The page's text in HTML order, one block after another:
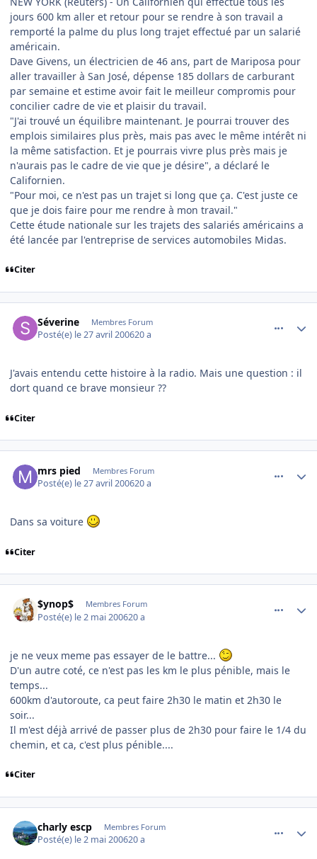
jours 600 km aller et retour pour se rendre à son travail a
remporté la palme du plus long trajet effectué par un salarié
américain.
Dave Givens, un électricien de 46 ans, part de Mariposa pour
aller travailler à San José, dépense 185 dollars de carburant
par semaine et estime avoir fait le meilleur compromis pour
concilier cadre de vie et plaisir du travail.
"J'ai trouvé un équilibre maintenant. Je pourrai trouver des
emplois similaires plus près, mais pas avec le même intérêt ni
la même satisfaction. Et je pourrais vivre plus près mais je
n'aurais pas le cadre de vie que je désire", a déclaré le
Californien.
"Pour moi, ce n'est pas un trajet si long que ça. C'est juste ce
que je dois faire pour me rendre à mon travail."
Cette étude nationale sur les trajets des salariés américains a
été lancée par l'entreprise de services automobiles Midas.
Citer
Séverine Membres Forum
Posté(e) le 27 avril 200620 a
J'avais entendu cette histoire à la radio. Mais une question : il
dort quand ce brave monsieur ??
Citer
mrs pied Membres Forum
Posté(e) le 27 avril 200620 a
Dans sa voiture
Citer
$ynop$ Membres Forum
Posté(e) le 2 mai 200620 a
je ne veux meme pas essayer de le battre...
D'un autre coté, ce n'est pas les km le plus pénible, mais le
temps...
600km d'autoroute, ca peut faire 2h30 le matin et 2h30 le
soir...
Il m'est déjà arrivé de passer plus de 2h30 pour faire le 1/4 du
chemin, et ca, c'est plus pénible....
Citer
charly escp Membres Forum
Posté(e) le 2 mai 200620 a